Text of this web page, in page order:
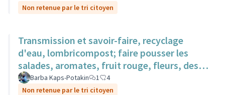
Non retenue par le tri citoyen
Transmission et savoir-faire, recyclage
d'eau, lombricompost; faire pousser les
salades, aromates, fruit rouge, fleurs, des
surfaces sur des toits.
Barba Kaps-Potakin 1
4
Non retenue par le tri citoyen